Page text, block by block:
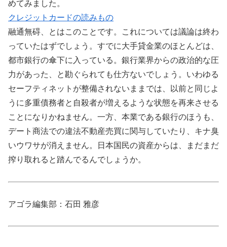
めてみました。
クレジットカードの読みもの
融通無碍、とはこのことです。これについては議論は終わ
っていたはずでしょう。すでに大手貸金業のほとんどは、
都市銀行の傘下に入っている。銀行業界からの政治的な圧
力があった、と勘ぐられても仕方ないでしょう。いわゆる
セーフティネットが整備されないままでは、以前と同じよ
うに多重債務者と自殺者が増えるような状態を再来させる
ことになりかねません。一方、本業である銀行のほうも、
デート商法での違法不動産売買に関与していたり、キナ臭
いウワサが消えません。日本国民の資産からは、まだまだ
搾り取れると踏んでるんでしょうか。
アゴラ編集部：石田 雅彦